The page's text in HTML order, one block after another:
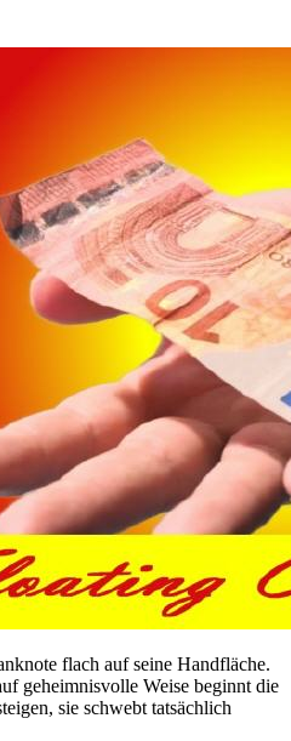
flach auf seine Handfläche.
geheimnisvolle Weise beginnt die
sie schwebt tatsächlich